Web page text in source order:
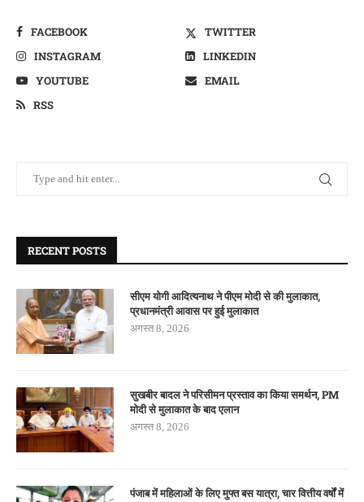
FACEBOOK
TWITTER
INSTAGRAM
LINKEDIN
YOUTUBE
EMAIL
RSS
RECENT POSTS
सीएम योगी आदित्यनाथ ने पीएम मोदी से की मुलाकात,
प्रधानमंत्री आवास पर हुई मुलाकात
अगस्त 8, 2026
सुखबीर बादल ने परिसीमन प्रस्ताव का किया समर्थन, PM
मोदी से मुलाकात के बाद एलान
अगस्त 8, 2026
पंजाब में महिलाओं के लिए मुफ्त बस यात्रा, चार वित्तीय वर्षों में